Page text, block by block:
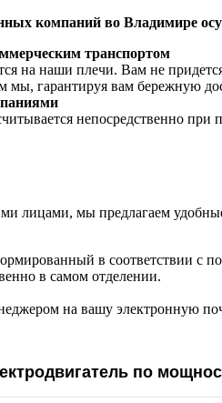
компаний во
транспортом
на наши плечи. Вам не
мы, гарантируя вам бережную
непосредственно
лицами, мы предлагаем
в соответствии с
в самом отделении.
на вашу электронную
по